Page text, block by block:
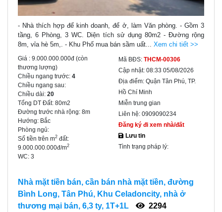
- Nhà thích hợp để kinh doanh, để ở, làm Văn phòng. - Gồm 3
tầng, 6 Phòng, 3 WC. Diện tích sử dụng 80m2 - Đường rộng
8m, vỉa hè 5m,. - Khu Phố mua bán sầm uất... Xem chi tiết >>
Giá : 9.000.000.000đ (còn
thương lượng)
Chiều ngang trước: 4
Chiều ngang sau:
Chiều dài: 20
Tổng DT Đất: 80m2
Đường trước nhà rộng: 8m
Hướng: Bắc
Phòng ngủ:
Số tiền trên m2 đất:
9.000.000.000đ/m2
WC: 3
Mã BĐS: THCM-00306
Cập nhật: 08:33 05/08/2026
Địa điểm: Quận Tân Phú, TP.
Hồ Chí Minh
Miễn trung gian
Liên hệ: 0909090234
Đăng ký đi xem nhà/đất
Lưu tin
Tình trạng pháp lý:
Nhà mặt tiền bán, cần bán nhà mặt tiền, đường
Bình Long, Tân Phú, Khu Celadoncity, nhà ở
thương mại bán, 6,3 ty, 1T+1L
2294